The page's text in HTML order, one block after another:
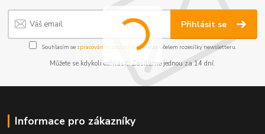
Přihlásit se
Souhlasím se zpracováním osobních údajůza účelem rozesílky newsletteru.
Můžete se kdykoli odhlásit. Zasíláme jednou za 14 dní.
Informace pro zákazníky